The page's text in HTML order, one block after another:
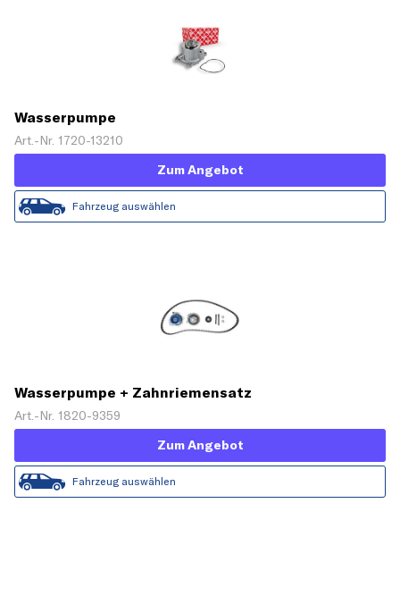
Wasserpumpe
Art.-Nr. 1720-13210
Zum Angebot
Fahrzeug auswählen
Wasserpumpe + Zahnriemensatz
Art.-Nr. 1820-9359
Zum Angebot
Fahrzeug auswählen